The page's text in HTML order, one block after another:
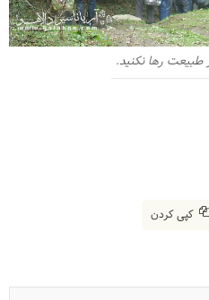
طبیعت رها نکنید.
کپی کردن